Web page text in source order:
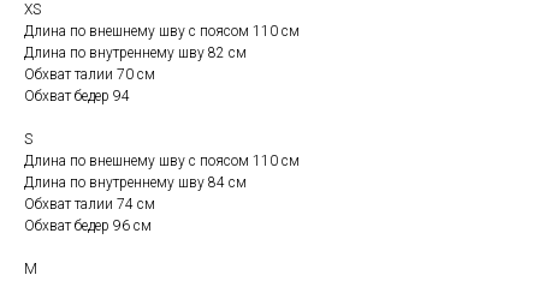
XS
Длина по внешнему шву с поясом 110 см
Длина по внутреннему шву 82 см
Обхват талии 70 см
Обхват бедер 94
S
Длина по внешнему шву с поясом 110 см
Длина по внутреннему шву 84 см
Обхват талии 74 см
Обхват бедер 96 см
M